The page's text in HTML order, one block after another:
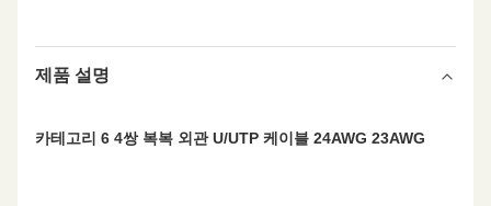
제품 설명
카테고리 6 4쌍 복복 외관 U/UTP 케이블 24AWG 23AWG